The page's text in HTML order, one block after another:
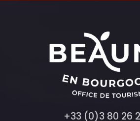
+33 (0)3 80 26